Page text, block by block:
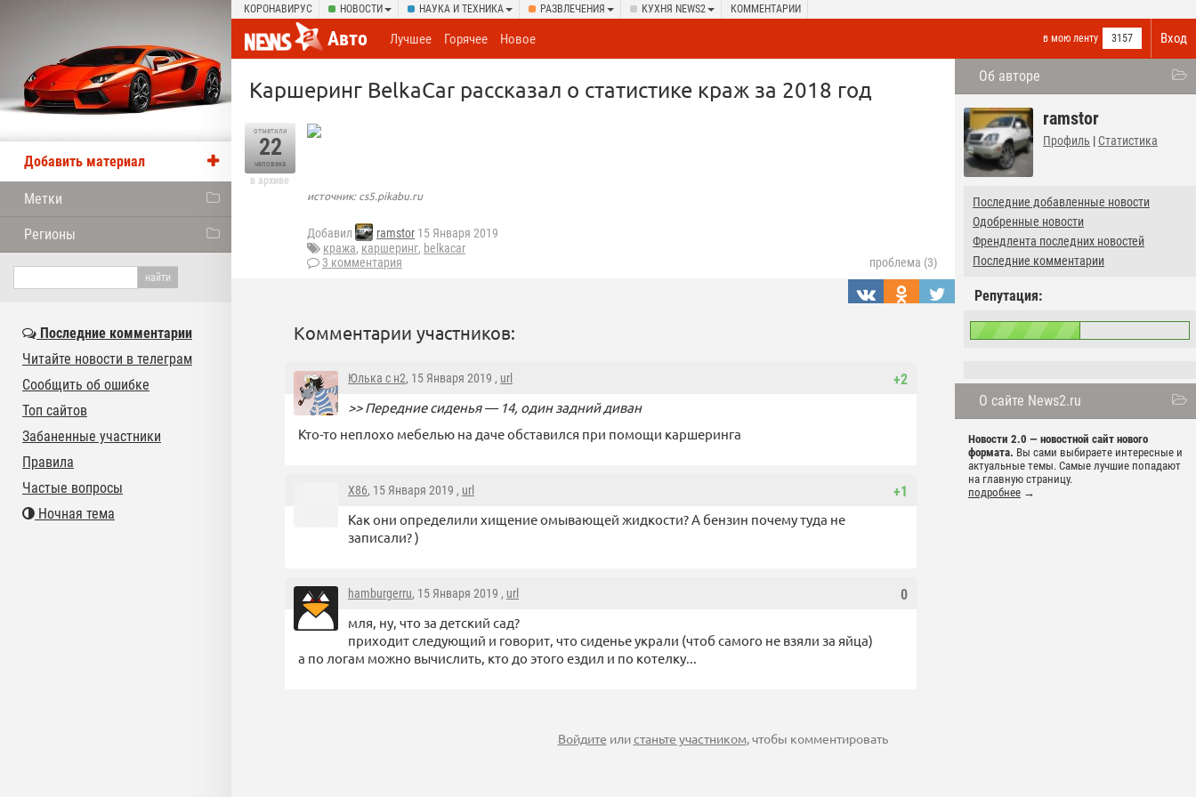
КОРОНАВИРУС НОВОСТИ НАУКА И ТЕХНИКА РАЗВЛЕЧЕНИЯ КУХНЯ NEWS2 КОММЕНТАРИИ
Вход
Авто в мою ленту 3157
Лучшее Горячее Новое
Об авторе
ramstor
Профиль | Статистика
Последние добавленные новости
Одобренные новости
Френдлента последних новостей
Последние комментарии
Репутация:
О сайте News2.ru
Новости 2.0 — новостной сайт нового
формата. Вы сами выбираете интересные и
актуальные темы. Самые лучшие попадают
на главную страницу.
подробнее →
Каршеринг BelkaCar рассказал о статистике краж за 2018 год
отметили
22
человека
в архиве
источник: cs5.pikabu.ru
Добавил ramstor 15 Января 2019
кража, каршеринг, belkacar
3 комментария
проблема (3)
Комментарии участников:
+2
Юлька с н2, 15 Января 2019 , url
>> Передние сиденья — 14, один задний диван
Кто-то неплохо мебелью на даче обставился при помощи каршеринга
+1
X86, 15 Января 2019 , url
Как они определили хищение омывающей жидкости? А бензин почему туда не
записали? )
0
hamburgerru, 15 Января 2019 , url
мля, ну, что за детский сад?
приходит следующий и говорит, что сиденье украли (чтоб самого не взяли за яйца)
а по логам можно вычислить, кто до этого ездил и по котелку...
Войдите илистаньте участником, чтобы комментировать
Добавить материал
Метки
Регионы
Последние комментарии
Читайте новости в телеграм
Сообщить об ошибке
Топ сайтов
Забаненные участники
Правила
Частые вопросы
Ночная тема